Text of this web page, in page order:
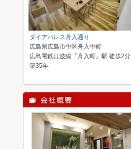
ダイアパレス舟入通り
広島県広島市中区舟入中町
広島電鉄江波線「舟入町」駅 徒歩2分
築35年